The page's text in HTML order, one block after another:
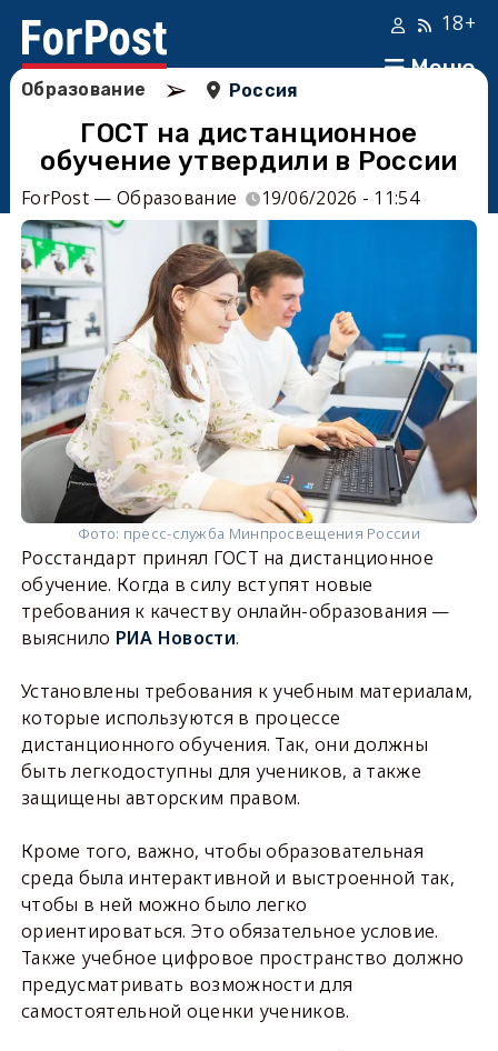
Меню
18+
Образование ➢ Россия
ГОСТ на дистанционное
обучение утвердили в России
ForPost — Образование 19/06/2026 - 11:54
Фото: пресс-служба Минпросвещения России
Росстандарт принял ГОСТ на дистанционное
обучение. Когда в силу вступят новые
требования к качеству онлайн-образования —
выяснило РИА Новости.
Установлены требования к учебным материалам,
которые используются в процессе
дистанционного обучения. Так, они должны
быть легкодоступны для учеников, а также
защищены авторским правом.
Кроме того, важно, чтобы образовательная
среда была интерактивной и выстроенной так,
чтобы в ней можно было легко
ориентироваться. Это обязательное условие.
Также учебное цифровое пространство должно
предусматривать возможности для
самостоятельной оценки учеников.